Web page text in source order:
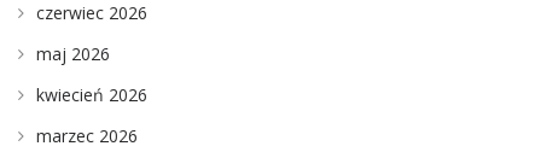
czerwiec 2026
maj 2026
kwiecień 2026
marzec 2026